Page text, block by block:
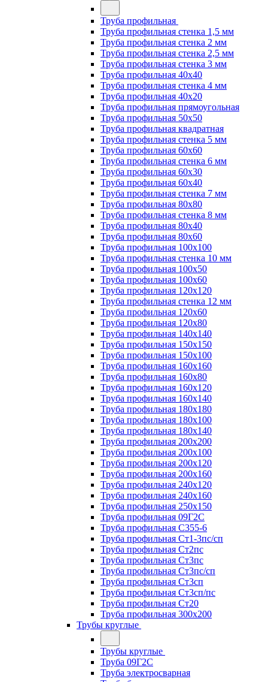
Труба профильная
Труба профильная стенка 1,5 мм
Труба профильная стенка 2 мм
Труба профильная стенка 2,5 мм
Труба профильная стенка 3 мм
Труба профильная 40х40
Труба профильная стенка 4 мм
Труба профильная 40х20
Труба профильная прямоугольная
Труба профильная 50х50
Труба профильная квадратная
Труба профильная стенка 5 мм
Труба профильная 60х60
Труба профильная стенка 6 мм
Труба профильная 60х30
Труба профильная 60х40
Труба профильная стенка 7 мм
Труба профильная 80х80
Труба профильная стенка 8 мм
Труба профильная 80х40
Труба профильная 80х60
Труба профильная 100х100
Труба профильная стенка 10 мм
Труба профильная 100х50
Труба профильная 100х60
Труба профильная 120х120
Труба профильная стенка 12 мм
Труба профильная 120х60
Труба профильная 120х80
Труба профильная 140х140
Труба профильная 150х150
Труба профильная 150х100
Труба профильная 160х160
Труба профильная 160х80
Труба профильная 160х120
Труба профильная 160х140
Труба профильная 180х180
Труба профильная 180х100
Труба профильная 180х140
Труба профильная 200х200
Труба профильная 200х100
Труба профильная 200х120
Труба профильная 200х160
Труба профильная 240х120
Труба профильная 240х160
Труба профильная 250х150
Труба профильная 09Г2С
Труба профильная С355-6
Труба профильная Ст1-3пс/сп
Труба профильная Ст2пс
Труба профильная Ст3пс
Труба профильная Ст3пс/сп
Труба профильная Ст3сп
Труба профильная Ст3сп/пс
Труба профильная Ст20
Труба профильная 300х200
Трубы круглые
Трубы круглые
Труба 09Г2С
Труба электросварная